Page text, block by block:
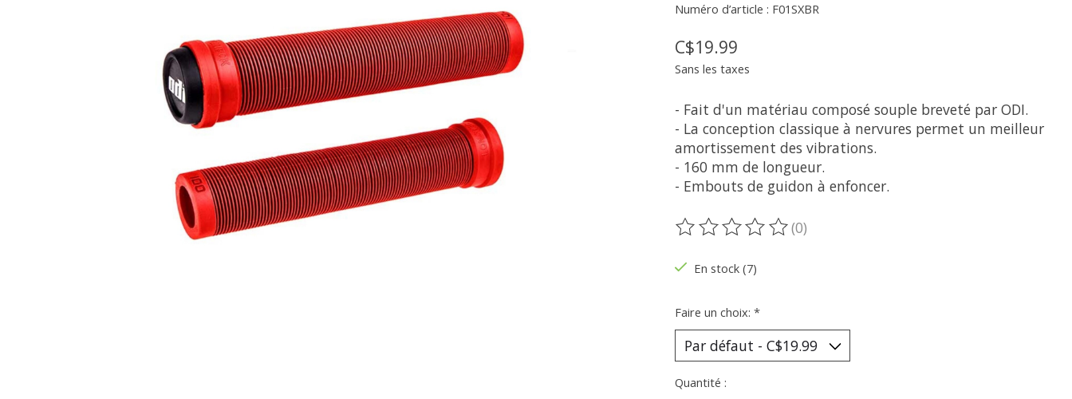
Numéro d’article : F01SXBR
C$19.99
Sans les taxes
- Fait d'un matériau composé souple breveté par ODI.
- La conception classique à nervures permet un meilleur
amortissement des vibrations.
- 160 mm de longueur.
- Embouts de guidon à enfoncer.
Ce produit est évalué à
(0)
En stock (7)
Faire un choix: *
Quantité :